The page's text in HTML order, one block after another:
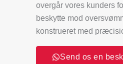
overgår vores kunders
beskytte mod
konstrueret med
Send os en